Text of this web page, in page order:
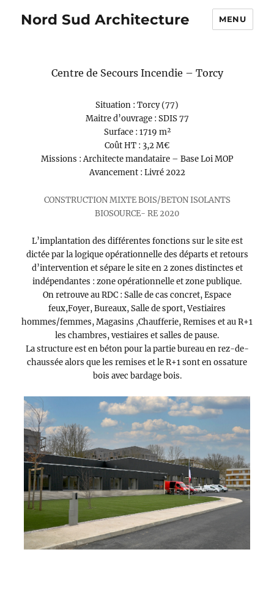
Nord Sud Architecture MENU
Centre de Secours Incendie – Torcy
Situation : Torcy (77)
Maitre d’ouvrage : SDIS 77
Surface : 1719 m²
Coût HT : 3,2 M€
Missions : Architecte mandataire – Base Loi MOP
Avancement : Livré 2022
CONSTRUCTION MIXTE BOIS/BETON ISOLANTS
BIOSOURCE- RE 2020
L’implantation des différentes fonctions sur le site est
dictée par la logique opérationnelle des départs et retours
d’intervention et sépare le site en 2 zones distinctes et
indépendantes : zone opérationnelle et zone publique.
On retrouve au RDC : Salle de cas concret, Espace
feux,Foyer, Bureaux, Salle de sport, Vestiaires
hommes/femmes, Magasins ,Chaufferie, Remises et au R+1
les chambres, vestiaires et salles de pause.
La structure est en béton pour la partie bureau en rez-de-
chaussée alors que les remises et le R+1 sont en ossature
bois avec bardage bois.